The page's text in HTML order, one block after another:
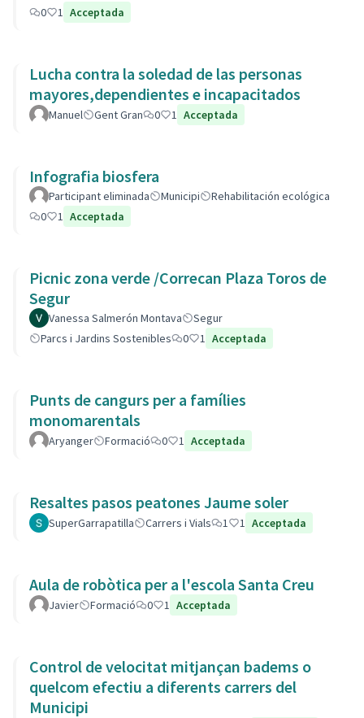
0
1 Acceptada
Lucha contra la soledad de las personas
mayores,dependientes e incapacitados
Manuel Gent Gran 0 1 Acceptada
Infografia biosfera
Participant eliminada Municipi
Rehabilitación ecológica
0
1 Acceptada
Picnic zona verde /Correcan Plaza Toros de
Segur
Vanessa Salmerón Montava
Segur
Parcs i Jardins Sostenibles
0 1 Acceptada
Punts de cangurs per a famílies
monomarentals
Aryanger Formació 0 1 Acceptada
Resaltes pasos peatones Jaume soler
SuperGarrapatilla Carrers i Vials 1 1 Acceptada
Aula de robòtica per a l'escola Santa Creu
Javier Formació 0 1 Acceptada
Control de velocitat mitjançan badems o
quelcom efectiu a diferents carrers del
Municipi